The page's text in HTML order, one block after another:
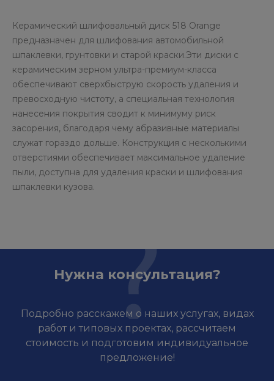
Керамический шлифовальный диск 518 Orange
предназначен для шлифования автомобильной
шпаклевки, грунтовки и старой краски.Эти диски с
керамическим зерном ультра-премиум-класса
обеспечивают сверхбыструю скорость удаления и
превосходную чистоту, а специальная технология
нанесения покрытия сводит к минимуму риск
засорения, благодаря чему абразивные материалы
служат гораздо дольше. Конструкция с несколькими
отверстиями обеспечивает максимальное удаление
пыли, доступна для удаления краски и шлифования
шпаклевки кузова.
Нужна консультация?
Подробно расскажем о наших услугах, видах
работ и типовых проектах, рассчитаем
стоимость и подготовим индивидуальное
предложение!